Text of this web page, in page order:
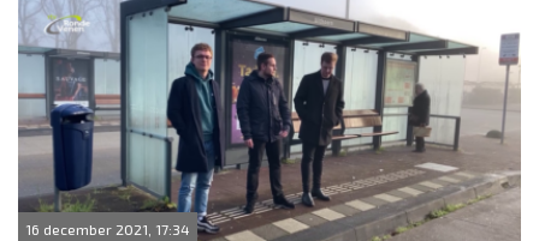
16 december 2021, 17:34